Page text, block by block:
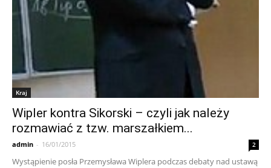
Kraj
Wipler kontra Sikorski – czyli jak należy
rozmawiać z tzw. marszałkiem...
admin - 16/01/2015 2
Wystąpienie posła Przemysława Wiplera podczas debaty nad ustawą